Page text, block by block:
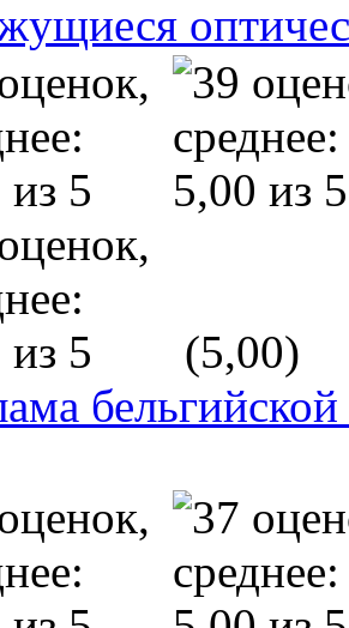
(5,00)